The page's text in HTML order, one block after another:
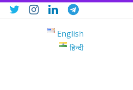
English
हिन्दी